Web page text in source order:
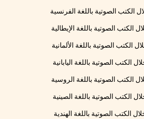
الكتب الصوتية باللغة الفرنسية
الكتب الصوتية باللغة الإيطالية
الكتب الصوتية باللغة الألمانية
الكتب الصوتية باللغة اليابانية
الكتب الصوتية باللغة الروسية
الكتب الصوتية باللغة الصينية
الكتب الصوتية باللغة الهندية